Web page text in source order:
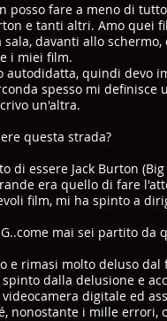
posso fare a meno di
e tanti altri. Amo
davanti allo
i miei film.
autodidatta, quindi devo
spesso mi definisce
un'altra.
questa strada?
di essere Jack Burton
era quello di fare
film, mi ha spinto a
mai sei partito da
e rimasi molto deluso
dalla delusione e
digitale ed
nonostante i mille errori,